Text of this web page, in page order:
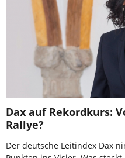
Dax auf Rekordkurs:
Rallye?
Der deutsche Leitindex Dax